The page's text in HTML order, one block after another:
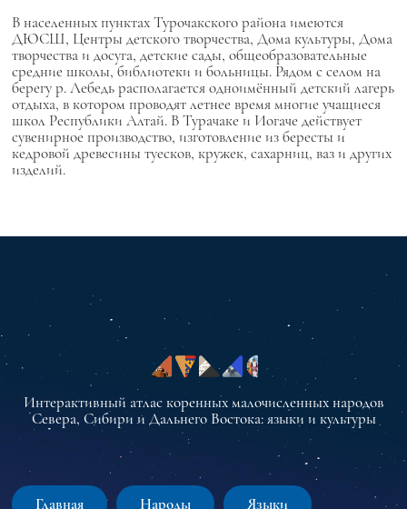
В населенных пунктах Турочакского района имеются
ДЮСШ, Центры детского творчества, Дома культуры, Дома
творчества и досуга, детские сады, общеобразовательные
средние школы, библиотеки и больницы. Рядом с селом на
берегу р. Лебедь располагается одноимённый детский лагерь
отдыха, в котором проводят летнее время многие учащиеся
школ Республики Алтай. В Турачаке и Иогаче действует
сувенирное производство, изготовление из бересты и
кедровой древесины туесков, кружек, сахарниц, ваз и других
изделий.
Интерактивный атлас коренных малочисленных народов
Севера, Сибири и Дальнего Востока: языки и культуры
Главная Народы Языки